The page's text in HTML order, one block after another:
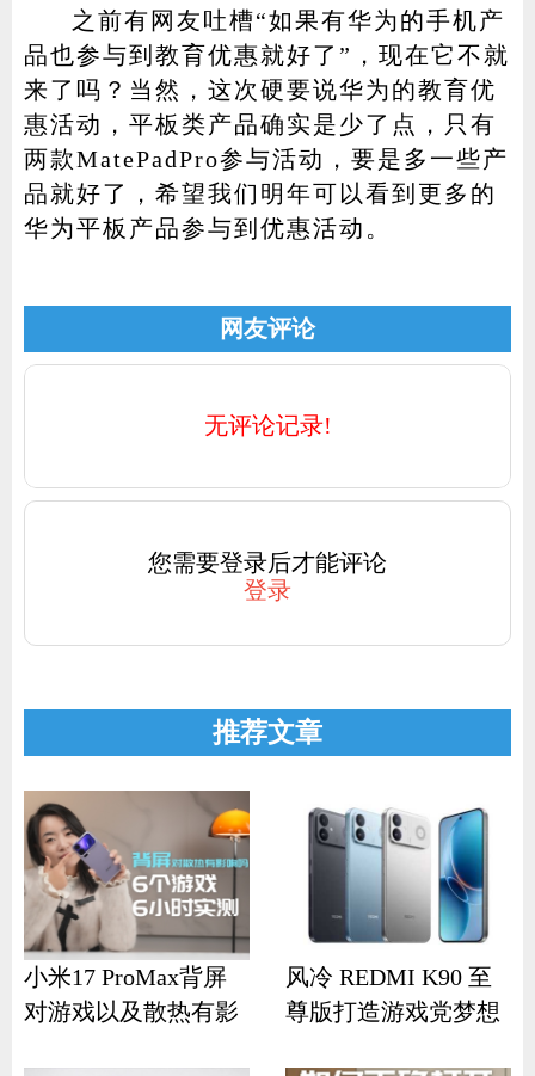
之前有网友吐槽“如果有华为的手机产
品也参与到教育优惠就好了”，现在它不就
来了吗？当然，这次硬要说华为的教育优
惠活动，平板类产品确实是少了点，只有
两款MatePadPro参与活动，要是多一些产
品就好了，希望我们明年可以看到更多的
华为平板产品参与到优惠活动。
网友评论
无评论记录!
您需要登录后才能评论
登录
推荐文章
小米17 ProMax背屏
对游戏以及散热有影
风冷 REDMI K90 至
尊版打造游戏党梦想